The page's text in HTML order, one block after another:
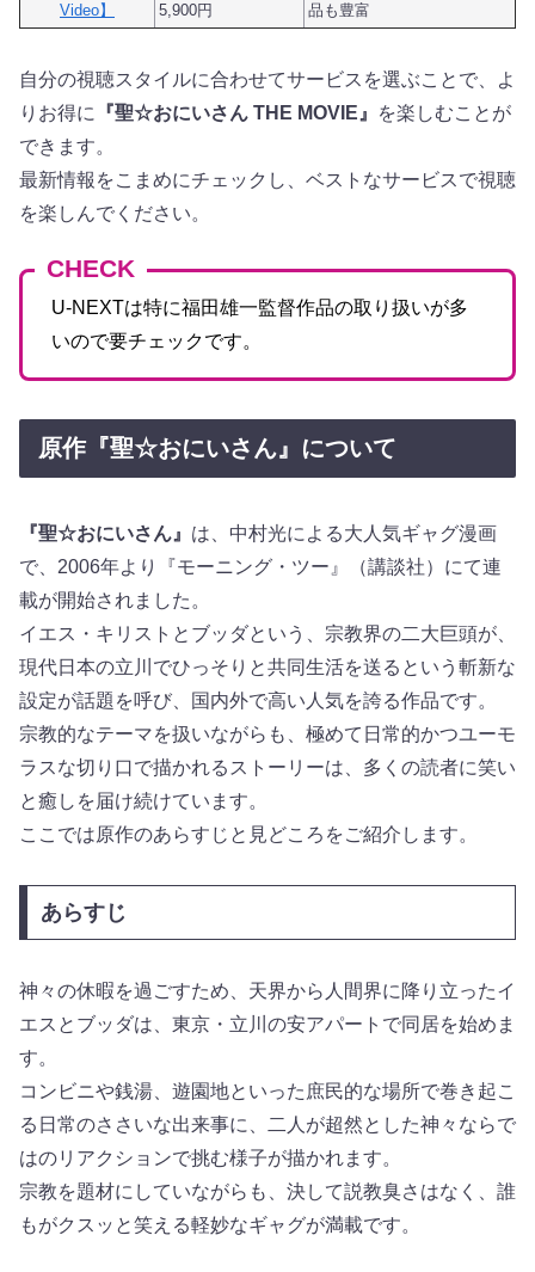
Video】 5,900円 品も豊富
自分の視聴スタイルに合わせてサービスを選ぶことで、よ
りお得に
『聖☆おにいさん THE MOVIE』
を楽しむことが
できます。
最新情報をこまめにチェックし、ベストなサービスで視聴
を楽しんでください。
CHECK
U-NEXTは特に福田雄一監督作品の取り扱いが多
いので要チェックです。
原作『聖☆おにいさん』について
『聖☆おにいさん』 は、中村光による大人気ギャグ漫画
で、2006年より『モーニング・ツー』（講談社）にて連
載が開始されました。
イエス・キリストとブッダという、宗教界の二大巨頭が、
現代日本の立川でひっそりと共同生活を送るという斬新な
設定が話題を呼び、国内外で高い人気を誇る作品です。
宗教的なテーマを扱いながらも、極めて日常的かつユーモ
ラスな切り口で描かれるストーリーは、多くの読者に笑い
と癒しを届け続けています。
ここでは原作のあらすじと見どころをご紹介します。
あらすじ
神々の休暇を過ごすため、天界から人間界に降り立ったイ
エスとブッダは、東京・立川の安アパートで同居を始めま
す。
コンビニや銭湯、遊園地といった庶民的な場所で巻き起こ
る日常のささいな出来事に、二人が超然とした神々ならで
はのリアクションで挑む様子が描かれます。
宗教を題材にしていながらも、決して説教臭さはなく、誰
もがクスッと笑える軽妙なギャグが満載です。